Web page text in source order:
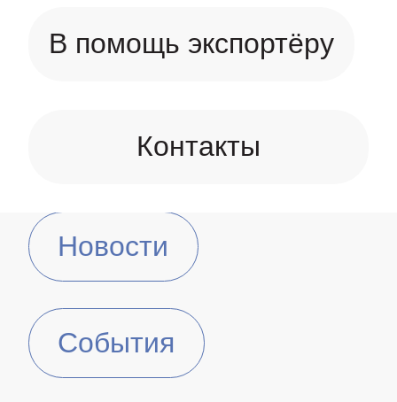
В помощь экспортёру
Контакты
Новости
События